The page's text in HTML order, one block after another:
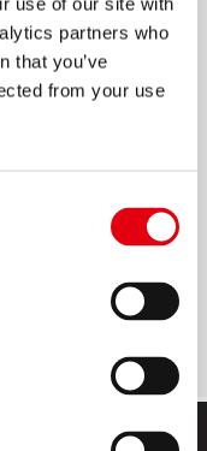
partners who
that you’ve
from your use
лента с
писать
офиса и школы
мм